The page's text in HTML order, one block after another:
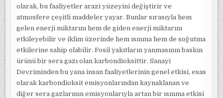
olarak, bu faaliyetler arazi yüzeyini değiştirir ve
atmosfere çeşitli maddeler yayar. Bunlar sırasıyla hem
gelen enerji miktarını hem de giden enerji miktarını
etkileyebilir ve iklim üzerinde hem ısınma hem de soğutma
etkilerine sahip olabilir. Fosil yakıtların yanmasının baskın
ürünü bir sera gazı olan karbondioksittir. Sanayi
Devriminden bu yana insan faaliyetlerinin genel etkisi, esas
olarak karbondioksit emisyonlarından kaynaklanan ve
diğer sera gazlarının emisyonlarıyla artan bir ısınma etkisi